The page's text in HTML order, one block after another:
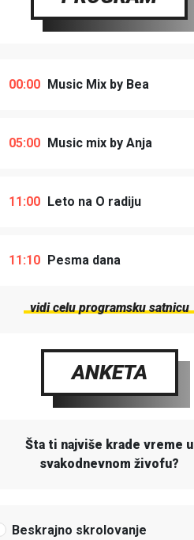
00:00 Music Mix by Bea
05:00 Music mix by Anja
11:00 Leto na O radiju
11:10 Pesma dana
vidi celu programsku satnicu
ANKETA
Šta ti najviše krade vreme u
svakodnevnom živofu?
Beskrajno skrolovanje